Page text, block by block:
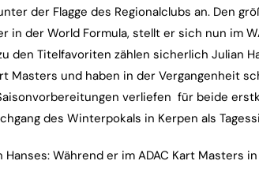
der Flagge des Regionalclubs an. Den
in der World Formula, stellt er sich nun im
den Titelfavoriten zählen sicherlich Julian
Masters und haben in der Vergangenheit
verliefen für beide
des Winterpokals in Kerpen als
Während er im ADAC Kart Masters